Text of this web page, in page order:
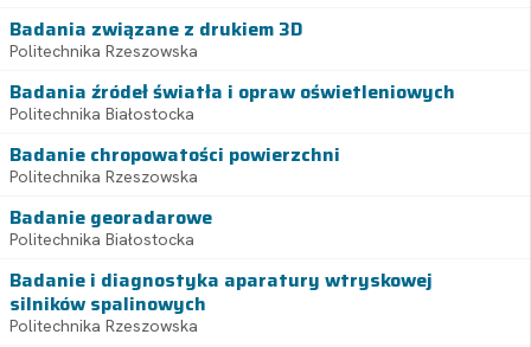
Badania związane z drukiem 3D
Politechnika Rzeszowska
Badania źródeł światła i opraw oświetleniowych
Politechnika Białostocka
Badanie chropowatości powierzchni
Politechnika Rzeszowska
Badanie georadarowe
Politechnika Białostocka
Badanie i diagnostyka aparatury wtryskowej
silników spalinowych
Politechnika Rzeszowska